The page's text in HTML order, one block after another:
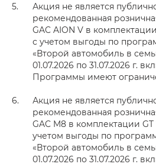
Акция не является
рекомендованная
GAC AION V в
с учетом выгоды по
«Второй автомобиль в
01.07.2026 по 31.07.2026 г.
Программы имеют
Акция не является
рекомендованная
GAC M8 в комплектации
учетом выгоды по
«Второй автомобиль в
01.07.2026 по 31.07.2026 г.